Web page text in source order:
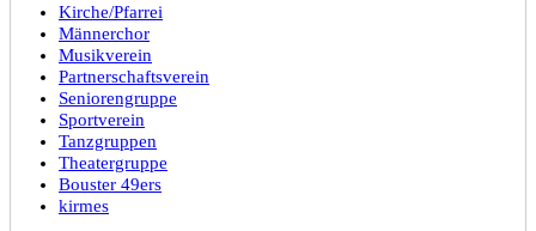
Kirche/Pfarrei
Männerchor
Musikverein
Partnerschaftsverein
Seniorengruppe
Sportverein
Tanzgruppen
Theatergruppe
Bouster 49ers
kirmes